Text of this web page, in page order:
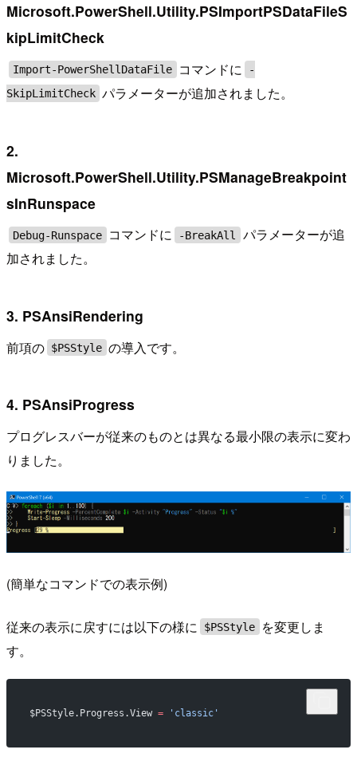
Microsoft.PowerShell.Utility.PSImportPSDataFileS
kipLimitCheck
Import-PowerShellDataFile コマンドに
-
SkipLimitCheck パラメーターが追加されました。
2.
Microsoft.PowerShell.Utility.PSManageBreakpoint
sInRunspace
Debug-Runspace コマンドに -BreakAll
パラメーターが追
加されました。
3. PSAnsiRendering
前項の $PSStyle の導入です。
4. PSAnsiProgress
プログレスバーが従来のものとは異なる最小限の表示に変わ
りました。
(簡単なコマンドでの表示例)
従来の表示に戻すには以下の様に $PSStyle
を変更しま
す。
$PSStyle.Progress.View = 'classic'